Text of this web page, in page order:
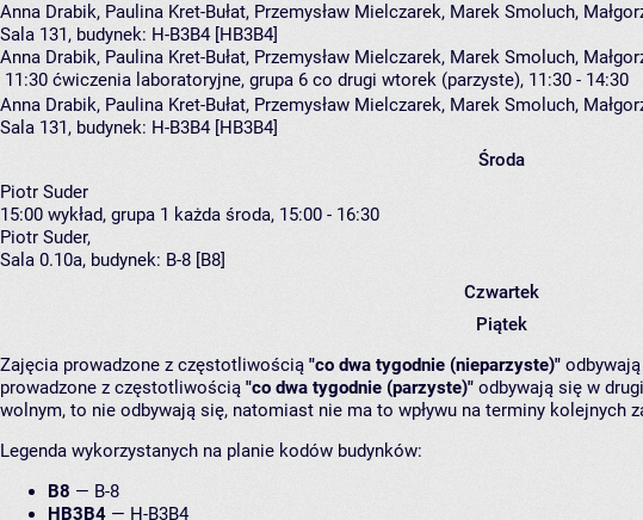
Anna Drabik, Paulina Kret-Bułat, Przemysław Mielczarek, Marek Smoluch,
Sala 131, budynek: H-B3B4 [HB3B4]
Anna Drabik, Paulina Kret-Bułat, Przemysław Mielczarek, Marek Smoluch,
11:30 ćwiczenia laboratoryjne, grupa 6 co drugi wtorek (parzyste), 11:30 - 14:30
Anna Drabik, Paulina Kret-Bułat, Przemysław Mielczarek, Marek Smoluch,
Sala 131, budynek: H-B3B4 [HB3B4]
Środa
Piotr Suder
15:00 wykład, grupa 1 każda środa, 15:00 - 16:30
Piotr Suder,
Sala 0.10a, budynek: B-8 [B8]
Czwartek
Piątek
Zajęcia prowadzone z częstotliwością "co dwa tygodnie (nieparzyste)"
prowadzone z częstotliwością "co dwa tygodnie (parzyste)" odbywają się w
wolnym, to nie odbywają się, natomiast nie ma to wpływu na terminy kolejnych
Legenda wykorzystanych na planie kodów budynków:
B8 — B-8
HB3B4 — H-B3B4